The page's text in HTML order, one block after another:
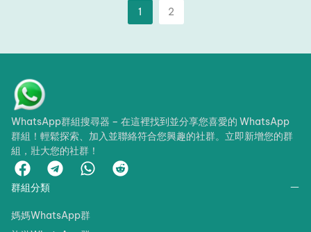
1 2
WhatsApp群組搜尋器 – 在這裡找到並分享您喜愛的 WhatsApp
群組！輕鬆探索、加入並聯絡符合您興趣的社群。立即新增您的群
組，壯大您的社群！
群組分類
媽媽WhatsApp群